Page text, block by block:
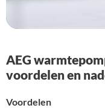
AEG
voordelen en
Voordelen